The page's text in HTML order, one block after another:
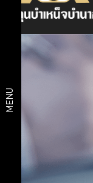
MENU
กิจกร